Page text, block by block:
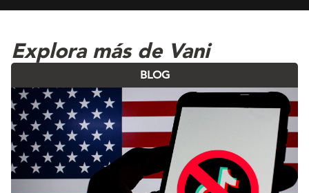
Explora más de Vani
BLOG